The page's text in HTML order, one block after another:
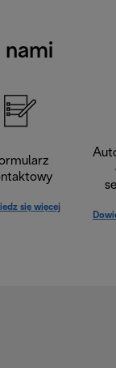
nami
się więcej